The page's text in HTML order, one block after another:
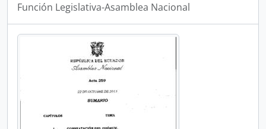
Función Legislativa-Asamblea Nacional